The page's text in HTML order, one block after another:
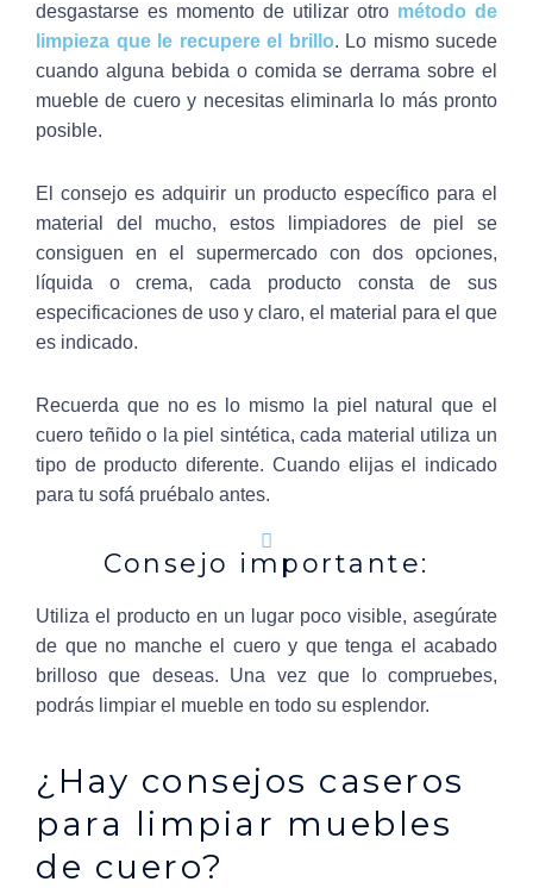
desgastarse es momento de utilizar otro método de
limpieza que le recupere el brillo. Lo mismo sucede
cuando alguna bebida o comida se derrama sobre el
mueble de cuero y necesitas eliminarla lo más pronto
posible.
El consejo es adquirir un producto específico para el
material del mucho, estos limpiadores de piel se
consiguen en el supermercado con dos opciones,
líquida o crema, cada producto consta de sus
especificaciones de uso y claro, el material para el que
es indicado.
Recuerda que no es lo mismo la piel natural que el
cuero teñido o la piel sintética, cada material utiliza un
tipo de producto diferente. Cuando elijas el indicado
para tu sofá pruébalo antes.
Consejo importante:
Utiliza el producto en un lugar poco visible, asegúrate
de que no manche el cuero y que tenga el acabado
brilloso que deseas. Una vez que lo compruebes,
podrás limpiar el mueble en todo su esplendor.
¿Hay consejos caseros
para limpiar muebles
de cuero?